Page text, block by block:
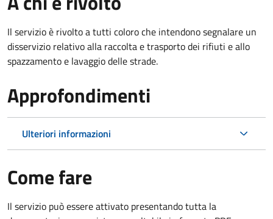
Il servizio è rivolto a tutti coloro che intendono segnalare un
disservizio relativo alla raccolta e trasporto dei rifiuti e allo
spazzamento e lavaggio delle strade.
Approfondimenti
Ulteriori informazioni
Come fare
Il servizio può essere attivato presentando tutta la